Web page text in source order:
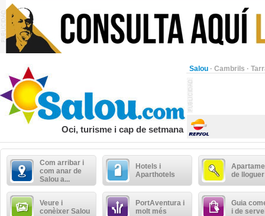
Salou · Cambrils ·
Oci, turisme i cap de setmana
Com arribar i
com anar de
Salou a...
Hotels i
Aparthotels
de lloguer
Veure i
conèixer Salou
PortAventura i
molt més
Guia
i de